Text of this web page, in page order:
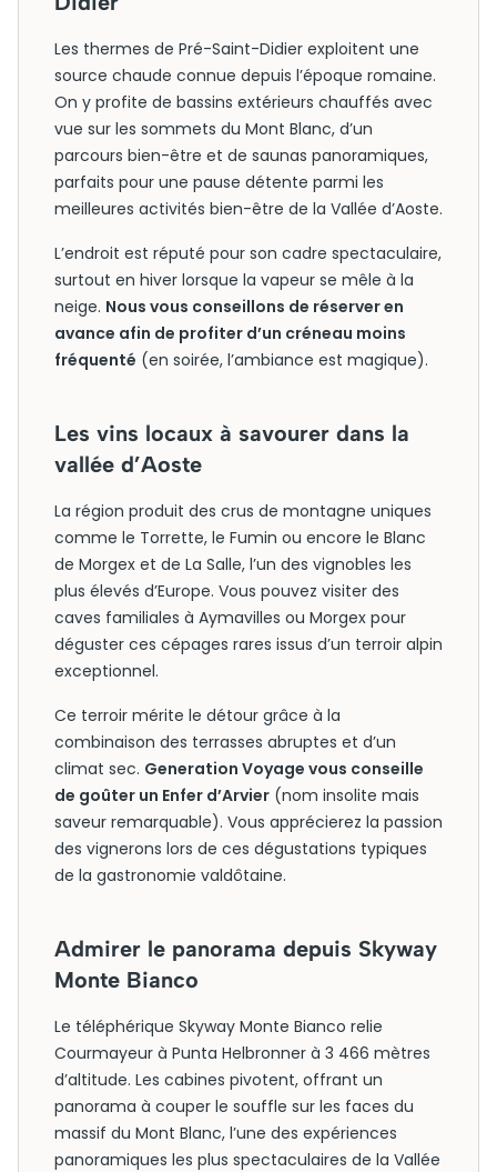
Les thermes de Pré-Saint-Didier exploitent une
source chaude connue depuis l’époque romaine.
On y profite de bassins extérieurs chauffés avec
vue sur les sommets du Mont Blanc, d’un
parcours bien-être et de saunas panoramiques,
parfaits pour une pause détente parmi les
meilleures activités bien-être de la Vallée d’Aoste.
L’endroit est réputé pour son cadre spectaculaire,
surtout en hiver lorsque la vapeur se mêle à la
neige. Nous vous conseillons de réserver en
avance afin de profiter d’un créneau moins
fréquenté (en soirée, l’ambiance est magique).
Les vins locaux à savourer dans la
vallée d’Aoste
La région produit des crus de montagne uniques
comme le Torrette, le Fumin ou encore le Blanc
de Morgex et de La Salle, l’un des vignobles les
plus élevés d’Europe. Vous pouvez visiter des
caves familiales à Aymavilles ou Morgex pour
déguster ces cépages rares issus d’un terroir alpin
exceptionnel.
Ce terroir mérite le détour grâce à la
combinaison des terrasses abruptes et d’un
climat sec. Generation Voyage vous conseille
de goûter un Enfer d’Arvier (nom insolite mais
saveur remarquable). Vous apprécierez la passion
des vignerons lors de ces dégustations typiques
de la gastronomie valdôtaine.
Admirer le panorama depuis Skyway
Monte Bianco
Le téléphérique Skyway Monte Bianco relie
Courmayeur à Punta Helbronner à 3 466 mètres
d’altitude. Les cabines pivotent, offrant un
panorama à couper le souffle sur les faces du
massif du Mont Blanc, l’une des expériences
panoramiques les plus spectaculaires de la Vallée